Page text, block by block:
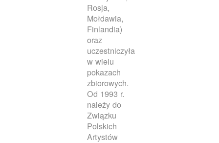
Rosja,
Mołdawia,
Finlandia)
oraz
uczestniczyła
w wielu
pokazach
zbiorowych.
Od 1993 r.
należy do
Związku
Polskich
Artystów